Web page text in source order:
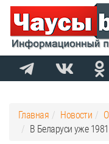
Главная Новости
В Беларуси уже